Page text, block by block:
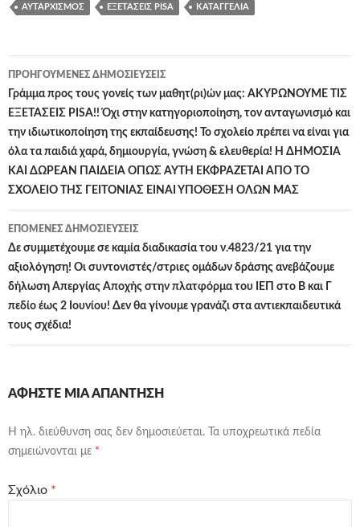
ΑΥΤΑΡΧΙΣΜΌΣ ΕΞΕΤΆΣΕΙΣ PISA ΚΑΤΑΓΓΕΛΊΑ
Πλοήγηση
άρθρων
ΠΡΟΗΓΟΎΜΕΝΕΣ ΔΗΜΟΣΙΕΎΣΕΙΣ
Γράμμα προς τους γονείς των μαθητ(ρι)ών μας: ΑΚΥΡΩΝΟΥΜΕ ΤΙΣ
ΕΞΕΤΑΣΕΙΣ PISA!! Όχι στην κατηγοριοποίηση, τον ανταγωνισμό και
την ιδιωτικοποίηση της εκπαίδευσης! Το σχολείο πρέπει να είναι για
όλα τα παιδιά χαρά, δημιουργία, γνώση & ελευθερία! Η ΔΗΜΟΣΙΑ
ΚΑΙ ΔΩΡΕΑΝ ΠΑΙΔΕΙΑ ΟΠΩΣ ΑΥΤΗ ΕΚΦΡΑΖΕΤΑΙ ΑΠΟ ΤΟ
ΣΧΟΛΕΙΟ ΤΗΣ ΓΕΙΤΟΝΙΑΣ ΕΙΝΑΙ ΥΠΟΘΕΣΗ ΟΛΩΝ ΜΑΣ
ΕΠΌΜΕΝΕΣ ΔΗΜΟΣΙΕΎΣΕΙΣ
Δε συμμετέχουμε σε καμία διαδικασία του ν.4823/21 για την
αξιολόγηση! Οι συντονιστές/στριες ομάδων δράσης ανεβάζουμε
δήλωση Απεργίας Αποχής στην πλατφόρμα του ΙΕΠ στο Β και Γ
πεδίο έως 2 Ιουνίου! Δεν θα γίνουμε γρανάζι στα αντιεκπαιδευτικά
τους σχέδια!
ΑΦΉΣΤΕ ΜΙΑ ΑΠΆΝΤΗΣΗ
Η ηλ. διεύθυνση σας δεν δημοσιεύεται.
Τα υποχρεωτικά πεδία
σημειώνονται με *
Σχόλιο *